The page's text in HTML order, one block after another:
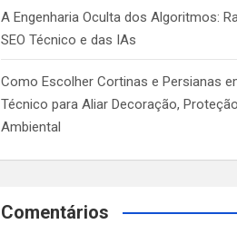
A Engenharia Oculta dos Algoritmos:
SEO Técnico e das IAs
Como Escolher Cortinas e Persianas
Técnico para Aliar Decoração,
Ambiental
Comentários